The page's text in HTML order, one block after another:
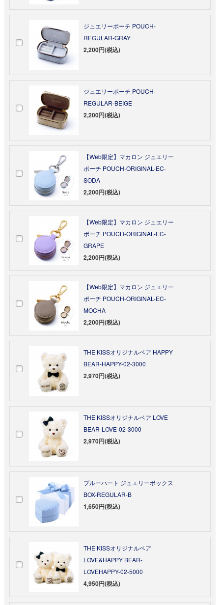
ジュエリーポーチ POUCH-
REGULAR-GRAY
2,200円(税込)
ジュエリーポーチ POUCH-
REGULAR-BEIGE
2,200円(税込)
【Web限定】マカロン ジュエリー
ポーチ POUCH-ORIGINAL-EC-
SODA
2,200円(税込)
【Web限定】マカロン ジュエリー
ポーチ POUCH-ORIGINAL-EC-
GRAPE
2,200円(税込)
【Web限定】マカロン ジュエリー
ポーチ POUCH-ORIGINAL-EC-
MOCHA
2,200円(税込)
THE KISSオリジナルベア HAPPY
BEAR-HAPPY-02-3000
2,970円(税込)
THE KISSオリジナルベア LOVE
BEAR-LOVE-02-3000
2,970円(税込)
ブルーハート ジュエリーボックス
BOX-REGULAR-B
1,650円(税込)
THE KISSオリジナルベア
LOVE&HAPPY BEAR-
LOVEHAPPY-02-5000
4,950円(税込)